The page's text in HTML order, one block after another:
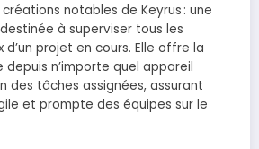
notables de Keyrus : une
à superviser tous les
d’un projet en cours. Elle offre la
depuis n’importe quel appareil
des tâches assignées, assurant
et prompte des équipes sur le